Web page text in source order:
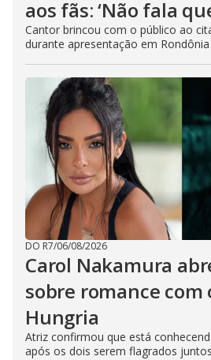
aos fãs: ‘Não fala
Cantor brincou com o público ao
durante apresentação em Rondônia
DO R7/06/08/2026
Carol Nakamura
sobre romance com
Hungria
Atriz confirmou que está
após os dois serem flagrados juntos